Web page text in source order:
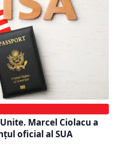
Marcel Ciolacu a
oficial al SUA